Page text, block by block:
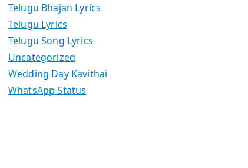
Telugu Bhajan Lyrics
Telugu Lyrics
Telugu Song Lyrics
Uncategorized
Wedding Day Kavithai
WhatsApp Status